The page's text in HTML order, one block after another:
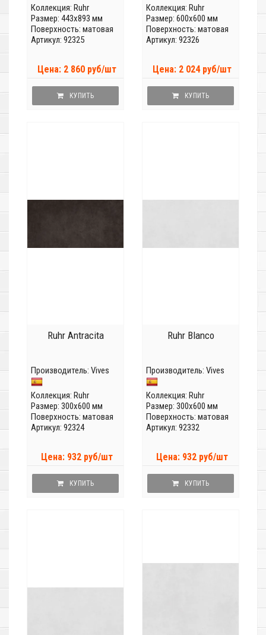
Коллекция: Ruhr
Размер: 443x893 мм
Поверхность: матовая
Артикул: 92325
Цена: 2 860 руб/шт
КУПИТЬ
Коллекция: Ruhr
Размер: 600x600 мм
Поверхность: матовая
Артикул: 92326
Цена: 2 024 руб/шт
КУПИТЬ
Ruhr Antracita
Производитель: Vives
Коллекция: Ruhr
Размер: 300x600 мм
Поверхность: матовая
Артикул: 92324
Цена: 932 руб/шт
КУПИТЬ
Ruhr Blanco
Производитель: Vives
Коллекция: Ruhr
Размер: 300x600 мм
Поверхность: матовая
Артикул: 92332
Цена: 932 руб/шт
КУПИТЬ